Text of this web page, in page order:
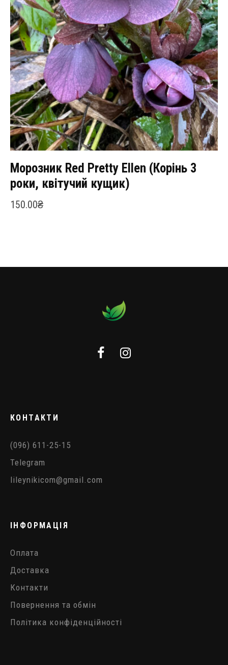
Морозник Red Pretty Ellen (Корінь 3
роки, квітучий кущик)
150.00₴
КОНТАКТИ
(096) 611-25-15
Telegram
lileynikicom@gmail.com
ІНФОРМАЦІЯ
Оплата
Доставка
Контакти
Повернення та обмін
Політика конфіденційності